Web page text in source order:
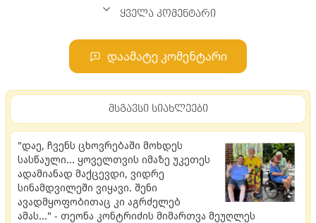
ყველა კომენტარი
დაამატე კომენტარი
მსგავსი სიახლეები
"დაე, ჩვენს ცხოვრებაში მოხდეს
სასწაული... ყოველთვის იმაზე უკეთეს
ადამიანად მაქცევდი, ვიდრე
სინამდვილეში ვიყავი. შენი
ავადმყოფობითაც კი აგრძელებ
ამას..." - თეონა კონტრიძის მიმართვა მეუღლეს